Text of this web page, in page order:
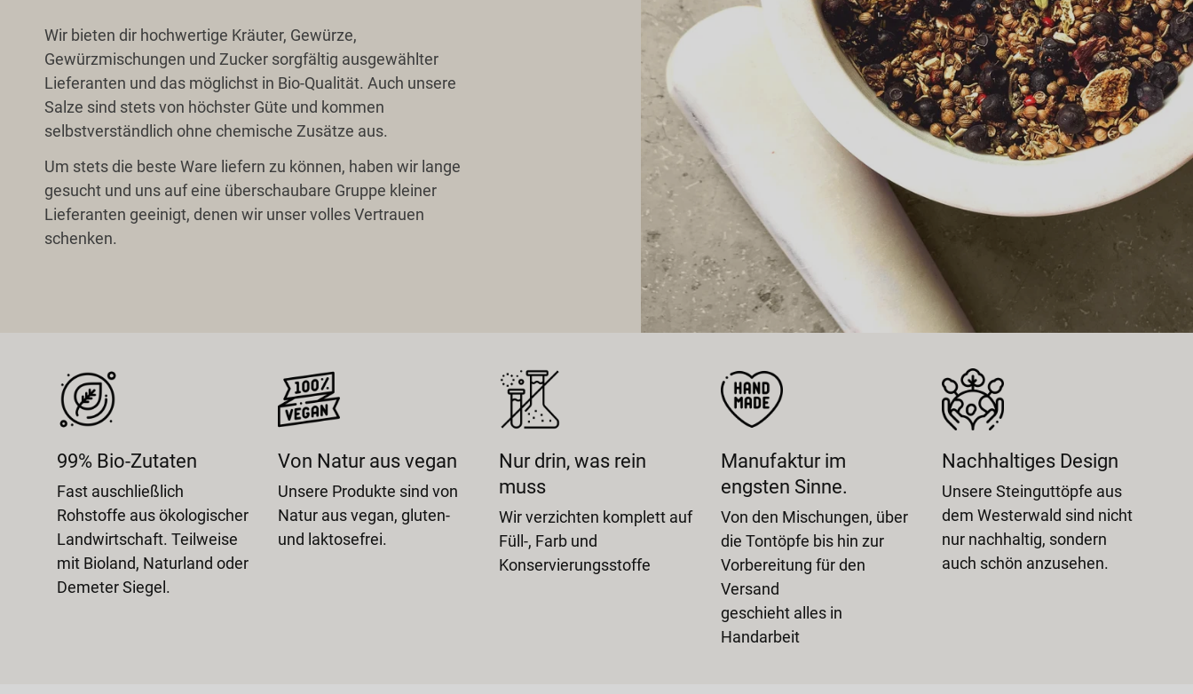
Wir bieten dir hochwertige Kräuter, Gewürze,
Gewürzmischungen und Zucker sorgfältig ausgewählter
Lieferanten und das möglichst in Bio-Qualität. Auch unsere
Salze sind stets von höchster Güte und kommen
selbstverständlich ohne chemische Zusätze aus.
Um stets die beste Ware liefern zu können, haben wir lange
gesucht und uns auf eine überschaubare Gruppe kleiner
Lieferanten geeinigt, denen wir unser volles Vertrauen
schenken.
99% Bio-Zutaten
Fast auschließlich
Rohstoffe aus ökologischer
Landwirtschaft. Teilweise
mit Bioland, Naturland oder
Demeter Siegel.
Von Natur aus vegan
Unsere Produkte sind von
Natur aus vegan, gluten-
und laktosefrei.
Nur drin, was rein
muss
Wir verzichten komplett auf
Füll-, Farb und
Konservierungsstoffe
Manufaktur im
engsten Sinne.
Von den Mischungen, über
die Tontöpfe bis hin zur
Vorbereitung für den
Versand
geschieht alles in
Handarbeit
Nachhaltiges Design
Unsere Steinguttöpfe aus
dem Westerwald sind nicht
nur nachhaltig, sondern
auch schön anzusehen.